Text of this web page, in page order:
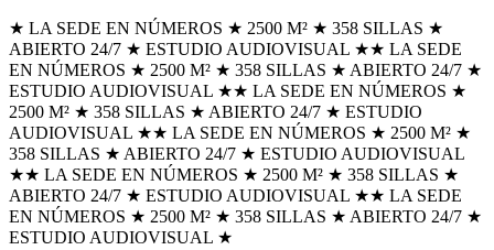
★ LA SEDE EN NÚMEROS ★ 2500 M² ★ 358 SILLAS ★
ABIERTO 24/7 ★ ESTUDIO AUDIOVISUAL ★★ LA SEDE
EN NÚMEROS ★ 2500 M² ★ 358 SILLAS ★ ABIERTO 24/7 ★
ESTUDIO AUDIOVISUAL ★★ LA SEDE EN NÚMEROS ★
2500 M² ★ 358 SILLAS ★ ABIERTO 24/7 ★ ESTUDIO
AUDIOVISUAL ★★ LA SEDE EN NÚMEROS ★ 2500 M² ★
358 SILLAS ★ ABIERTO 24/7 ★ ESTUDIO AUDIOVISUAL
★★ LA SEDE EN NÚMEROS ★ 2500 M² ★ 358 SILLAS ★
ABIERTO 24/7 ★ ESTUDIO AUDIOVISUAL ★★ LA SEDE
EN NÚMEROS ★ 2500 M² ★ 358 SILLAS ★ ABIERTO 24/7 ★
ESTUDIO AUDIOVISUAL ★